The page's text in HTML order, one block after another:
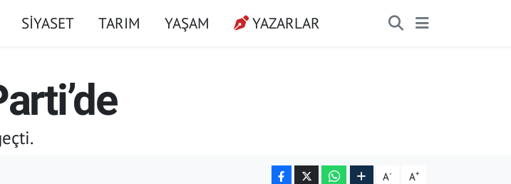
SİYASET TARIM YAŞAM YAZARLAR
A- A+